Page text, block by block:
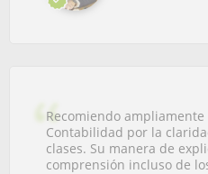
Recomiendo
Contabilidad por la
clases. Su manera de
comprensión incluso de